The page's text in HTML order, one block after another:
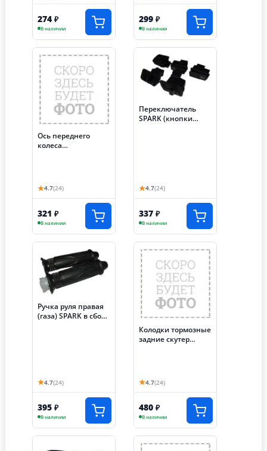
274 ₽
В наличии
299 ₽
В наличии
Ось переднего
колеса
втулкой (075)
(НАБОР)
★4.7(24)
321 ₽
В наличии
Переключатель
SPARK (кнопки
★4.7(24)
337 ₽
В наличии
Ручка руля правая
(газа) SPARK в сборе
★4.7(24)
395 ₽
В наличии
Колодки тормозные
задние скутер
★4.7(24)
480 ₽
В наличии